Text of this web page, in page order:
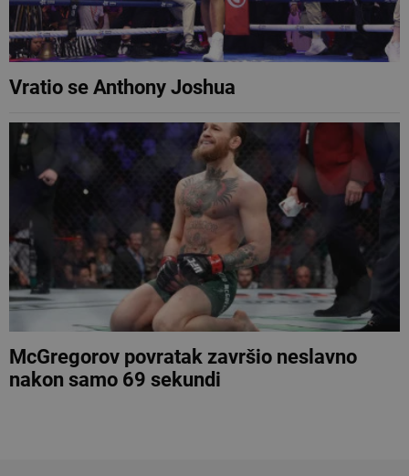
Vratio se Anthony Joshua
McGregorov povratak završio neslavno
nakon samo 69 sekundi